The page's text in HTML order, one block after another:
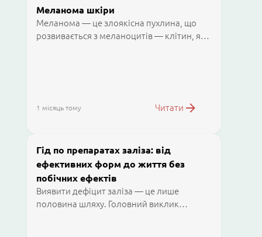
Меланома шкіри
Меланома — це злоякісна пухлина, що
розвивається з меланоцитів — клітин, які
швидкого метастазування.
1 місяць тому Читати
Гід по препаратах заліза: від
ефективних форм до життя без
побічних ефектів
Виявити дефіцит заліза — це лише
половина шляху. Головний виклик